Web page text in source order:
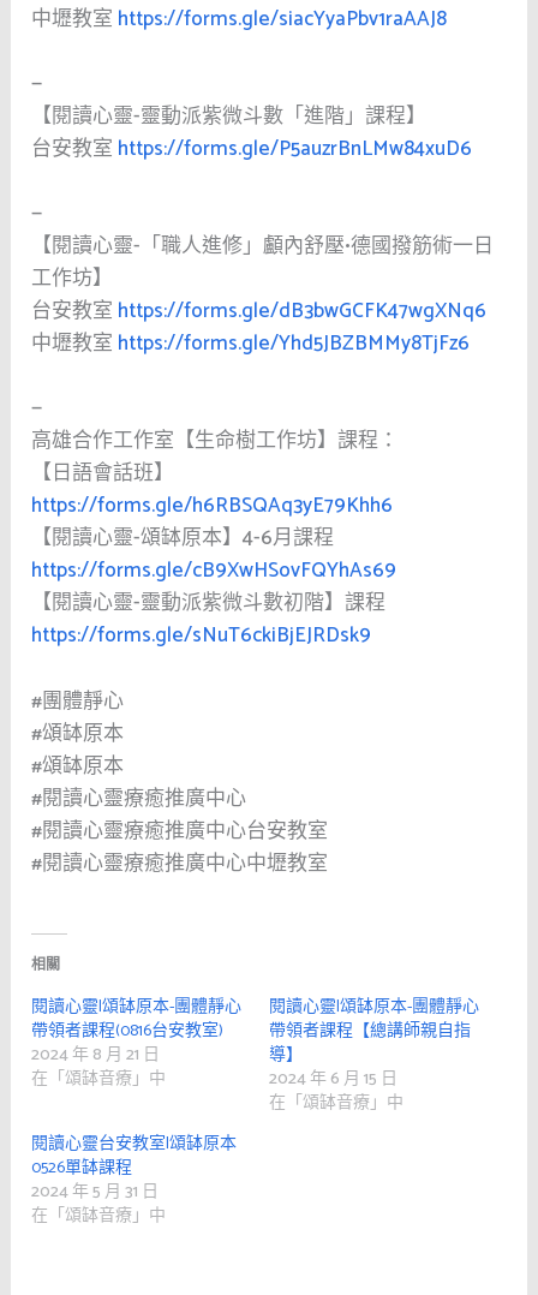
中壢教室 https://forms.gle/siacYyaPbv1raAAJ8
—
【閱讀心靈-靈動派紫微斗數「進階」課程】
台安教室 https://forms.gle/P5auzrBnLMw84xuD6
—
【閱讀心靈-「職人進修」顱內舒壓•德國撥筋術一日
工作坊】
台安教室 https://forms.gle/dB3bwGCFK47wgXNq6
中壢教室 https://forms.gle/Yhd5JBZBMMy8TjFz6
—
高雄合作工作室【生命樹工作坊】課程：
【日語會話班】
https://forms.gle/h6RBSQAq3yE79Khh6
【閱讀心靈-頌缽原本】4-6月課程
https://forms.gle/cB9XwHSovFQYhAs69
【閱讀心靈-靈動派紫微斗數初階】課程
https://forms.gle/sNuT6ckiBjEJRDsk9
#團體靜心
#頌缽原本
#頌缽原本
#閱讀心靈療癒推廣中心
#閱讀心靈療癒推廣中心台安教室
#閱讀心靈療癒推廣中心中壢教室
相關
閱讀心靈|頌缽原本-團體靜心
帶領者課程(0816台安教室)
2024 年 8 月 21 日
在「頌缽音療」中
閱讀心靈|頌缽原本-團體靜心
帶領者課程【總講師親自指
導】
2024 年 6 月 15 日
在「頌缽音療」中
閱讀心靈台安教室|頌缽原本
0526單缽課程
2024 年 5 月 31 日
在「頌缽音療」中